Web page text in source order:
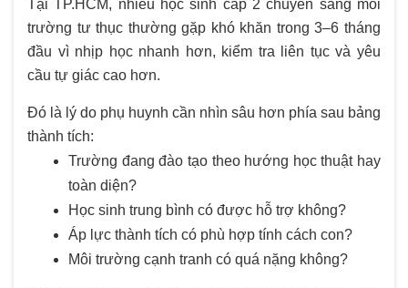
Tại TP.HCM, nhiều học sinh cấp 2 chuyển sang môi
trường tư thục thường gặp khó khăn trong 3–6 tháng
đầu vì nhịp học nhanh hơn, kiểm tra liên tục và yêu
cầu tự giác cao hơn.
Đó là lý do phụ huynh cần nhìn sâu hơn phía sau bảng
thành tích:
Trường đang đào tạo theo hướng học thuật hay
toàn diện?
Học sinh trung bình có được hỗ trợ không?
Áp lực thành tích có phù hợp tính cách con?
Môi trường cạnh tranh có quá nặng không?